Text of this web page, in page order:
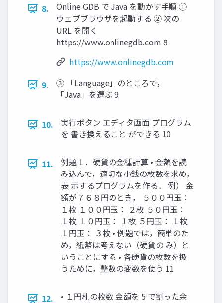
8.
Online GDB で Java を動かす手順 ①
ウェブブラウザを起動する ② 次の
URL を開く
https://www.onlinegdb.com 8
https://www.onlinegdb.com
9.
③ 「Language」のところで，
「Java」を選ぶ 9
10.
実行ボタン エディタ画面 プログラム
を 書き換えること ができる 10
11.
例題１．硬貨の金種計算 • 金額を読
み込んで，適切な小銭の枚数を求め，
表 示するプログラムを作る． 例） 金
額が７６８円のとき， ５００円玉：
１枚 １００円玉： ２枚 ５０円玉：
１枚 １０円玉： １枚 ５円玉： １枚
１円玉： ３枚 • 例題では，簡単のた
め，紙幣は考えない（硬貨の み）と
いうことにする • 各硬貨の枚数を扱
うために，整数の変数を使う 11
12.
• １円札の枚数 金額を 5 で割った余